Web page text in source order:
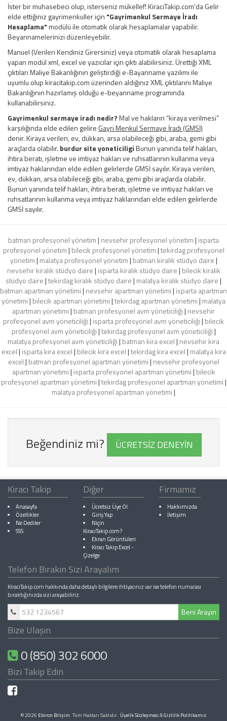
İster bir muhasebeci olup, isterseniz mükellef! KiracıTakip.com'da Gelir
elde ettiğiniz gayrimenkuller için "Gayrimenkul Sermaye İradı
Hesaplama"modülü ile otomatik olarak hesaplamalar yapabilir.
Beyannamelerinizi düzenleyebilir.
Manuel (Verileri Kendiniz Girersiniz) veya otomatik olarak hesaplama
yapan modül xml, excel ve yazıcılar için çıktı alabilirsiniz. Ürettiği XML
çıktıları Maliye Bakanlığının geliştirdiği e-Bayanname yazılımı ile
uyumlu olup kiracitakip.com üzerinden aldığınız XML çıktılarını Maliye
Bakanlığının hazırlamış olduğu e-beyanname programında
kullanabilirsiniz.
Gayrimenkul sermaye iradı nedir?Mal ve hakların “kiraya verilmesi”
karşılığında elde edilen gelire Gayri Menkul Sermaye İradı (GMSİ)
denir. Kiraya verilen, ev, dükkan, arsa olabileceği gibi, araba, gemi gibi
araçlarda olabilir. burdur site yoneticiligiBunun yanında telif hakları,
ihtira beratı, işletme ve imtiyaz hakları ve ruhsatlarının kullanma veya
imtiyaz haklarından elde edilen gelirlerde GMSİ sayılır. Kiraya verilen,
ev, dükkan, arsa olabileceği gibi, araba, gemi gibi araçlarda olabilir.
Bunun yanında telif hakları, ihtira beratı, işletme ve imtiyaz hakları ve
ruhsatlarının kullanma veya imtiyaz haklarından elde edilen gelirlerde
GMSİ sayılır.
batman profesyonel yönetim| nevsehir profesyonel yönetim| isparta
profesyonel yönetim| bilecik profesyonel yönetim|tekirdag profesyonel
yönetim| malatya profesyonel yönetim| batman kiralık stüdyo daire|
nevsehir kiralık stüdyo daire| isparta kiralık stüdyo daire| bilecik kiralık
stüdyo daire|tekirdag kiralık stüdyo daire| malatya kiralık stüdyo daire|
batman apartman yönetimi| nevsehir apartman yönetimi| isparta apartman
yönetimi| bilecik apartman yönetimi|tekirdag apartman yönetimi| malatya
apartman yönetimi| batman profesyonel avm yöneticiliği| nevsehir
profesyonel avm yöneticiliği| isparta profesyonel avm yöneticiliği| bilecik
profesyonel avm yöneticiliği|tekirdag profesyonel avm yöneticiliği|
malatya profesyonel avm yöneticiliği| batman kira excel| nevsehir kira
excel| isparta kira excel| bilecik kira excel|tekirdag kira excel| malatya kira
excel| batman profesyonel apartman yönetimi| nevsehir profesyonel
apartman yönetimi| isparta profesyonel apartman yönetimi| bilecik
profesyonel apartman yönetimi|tekirdag profesyonel apartman yönetimi|
malatya profesyonel apartman yönetimi|
Beğendiniz mi? ÜCRETSİZ DENEYİN
Kiracı Takip
Anasayfa
Özellikler
Ne Dediler
SSS
Diğer
Ücretsiz Üye Ol
Giriş Yap
Niçin
KiracıTakip.com?
Ekran Görüntüleri
Kiracı Takip Excel-
Çizelge
Firmamız
Hakkımızda
İletişim
Telefon Bırakın Sizi Arayalım
KiracıTakip.com hakkında daha detaylı bilgilere ihtiyacınız var ise telefon numarası
bıraktığınızda sizi arayabiliriz.
Beni Arayın
Bize Ulaşın
0 (850) 302 6000
Bizi Takip Edin
© 2026 Ebiron Bilişim. Tüm Hakları Saklıdır. Üyelik Sözleşmesi &Gizlilik Politikamız